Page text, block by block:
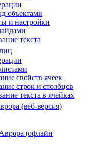
объектами
и настройки
текста
свойств ячеек
строк и столбцов
текста в ячейках
(веб-версия)
(офлайн